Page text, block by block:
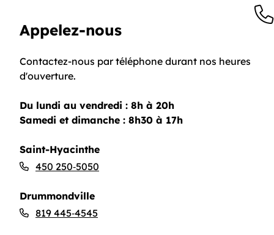
Appelez-nous
Contactez-nous par téléphone durant nos heures
d'ouverture.
Du lundi au vendredi : 8h à 20h
Samedi et dimanche : 8h30 à 17h
Saint-Hyacinthe
450 250‑5050
Drummondville
819 445‑4545